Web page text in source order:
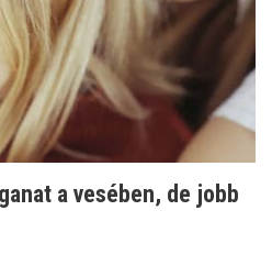
a vesében, de jobb